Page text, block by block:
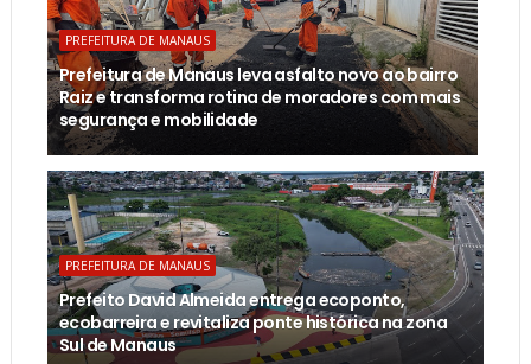
PREFEITURA DE MANAUS
Prefeitura de Manaus leva asfalto novo ao bairro
Raiz e transforma rotina de moradores com mais
segurança e mobilidade
PREFEITURA DE MANAUS
Prefeito David Almeida entrega ecoponto,
ecobarreira e revitaliza ponte histórica na zona
Sul de Manaus